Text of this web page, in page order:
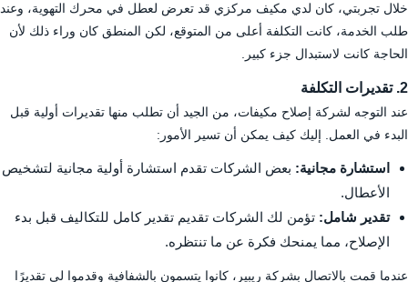
خلال تجربتي، كان لدي مكيف مركزي قد تعرض لعطل في محرك التهوية، وعند
طلب الخدمة، كانت التكلفة أعلى من المتوقع، لكن المنطق كان وراء ذلك لأن
الحاجة كانت لاستبدال جزء كبير.
2. تقديرات التكلفة
عند التوجه لشركة إصلاح مكيفات، من الجيد أن تطلب منها تقديرات أولية قبل
البدء في العمل. إليك كيف يمكن أن تسير الأمور:
استشارة مجانية: بعض الشركات تقدم استشارة أولية مجانية لتشخيص
الأعطال.
تقدير شامل: تؤمن لك الشركات تقديم تقدير كامل للتكاليف قبل بدء
الإصلاح، مما يمنحك فكرة عن ما تنتظره.
عندما قمت بالاتصال بشركة ريبير، كانوا يتسمون بالشفافية وقدموا لي تقديرًا